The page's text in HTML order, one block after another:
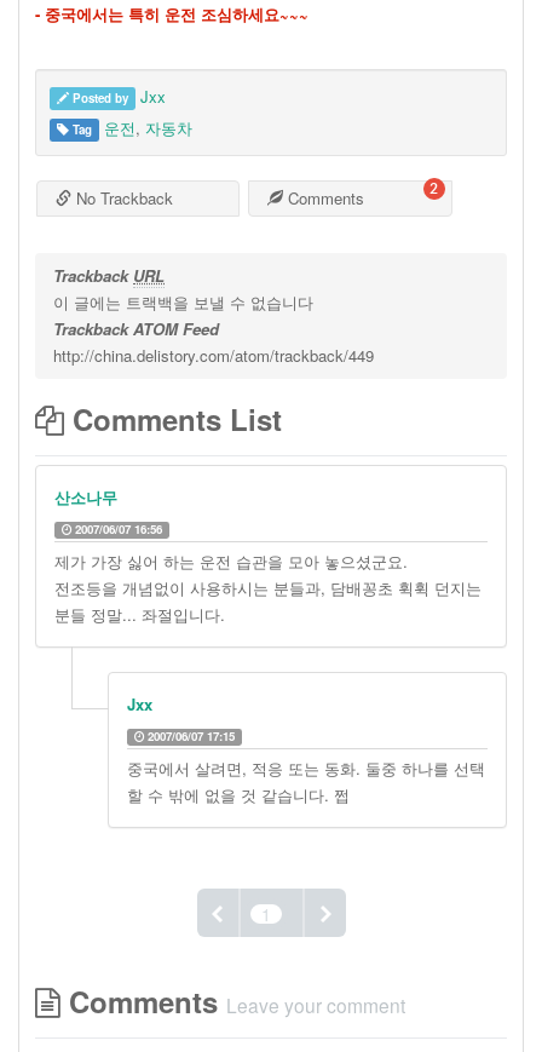
- 중국에서는 특히 운전 조심하세요~~~
Posted by Jxx
Tag 운전, 자동차
No Trackback Comments 2
Trackback URL
이 글에는 트랙백을 보낼 수 없습니다
Trackback ATOM Feed
http://china.delistory.com/atom/trackback/449
Comments List
산소나무
2007/06/07 16:56
제가 가장 싫어 하는 운전 습관을 모아 놓으셨군요.
전조등을 개념없이 사용하시는 분들과, 담배꽁초 휙휙 던지는
분들 정말... 좌절입니다.
Jxx
2007/06/07 17:15
중국에서 살려면, 적응 또는 동화. 둘중 하나를 선택
할 수 밖에 없을 것 같습니다. 쩝
1
Comments Leave your comment